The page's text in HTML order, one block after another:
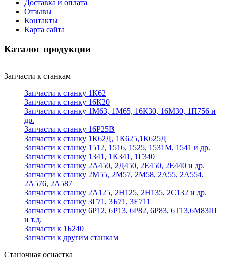
Доставка и оплата
Отзывы
Контакты
Карта сайта
Каталог продукции
Запчасти к станкам
Запчасти к станку 1К62
Запчасти к станку 16К20
Запчасти к станку 1М63, 1М65, 16К30, 16М30, 1П756 и
др.
Запчасти к станку 16Р25В
Запчасти к станку 1К62Д, 1К625,1К625Д
Запчасти к станку 1512, 1516, 1525, 1531М, 1541 и др.
Запчасти к станку 1341, 1К341, 1Г340
Запчасти к станку 2А450, 2Д450, 2Е450, 2Е440 и др.
Запчасти к станку 2М55, 2М57, 2М58, 2А55, 2А554,
2А576, 2А587
Запчасти к станку 2А125, 2Н125, 2Н135, 2С132 и др.
Запчасти к станку 3Г71, 3Б71, 3Е711
Запчасти к станку 6Р12, 6Р13, 6Р82, 6Р83, 6Т13,6М83Ш
и т.д.
Запчасти к 1Б240
Запчасти к другим станкам
Станочная оснастка